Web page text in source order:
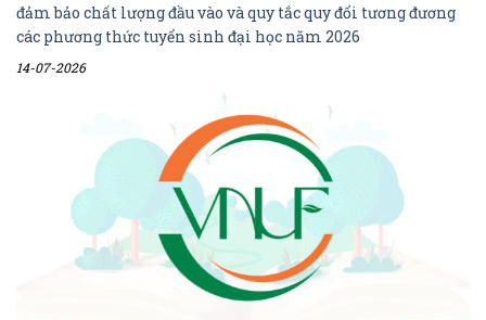
đảm bảo chất lượng đầu vào và quy tắc quy đổi tương đương
các phương thức tuyển sinh đại học năm 2026
14-07-2026